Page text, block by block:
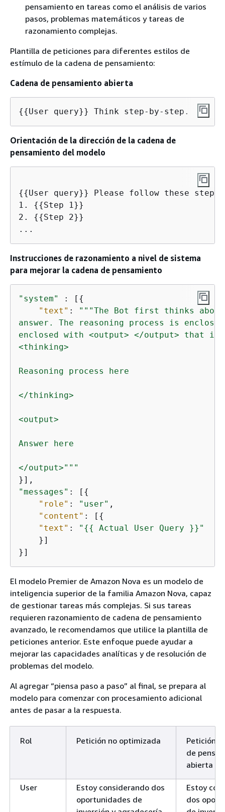
pensamiento en tareas como el análisis de varios
pasos, problemas matemáticos y tareas de
razonamiento complejas.
Plantilla de peticiones para diferentes estilos de
estímulo de la cadena de pensamiento:
Cadena de pensamiento abierta
{{
Orientación de la dirección de la cadena de
pensamiento del modelo
{{User query}} Please follow these
1. {{Step 1}}
2. {{Step 2}}
Instrucciones de razonamiento a nivel de sistema
para mejorar la cadena de pensamiento
"system" : [ {
"text" : "" "The Bot first thinks
answer. The reasoning process is
enclosed with <output> </output> that
<thinking>
Reasoning process here
</thinking>
<output>
Answer here
</output>" ""
"messages" : [ {
"role" : "user" ,
"content" : [ {
"text" : " {{
Actual User Query }}"
    }]
}]
El modelo Premier de Amazon Nova es un modelo de
inteligencia superior de la familia Amazon Nova, capaz
de gestionar tareas más complejas. Si sus tareas
requieren razonamiento de cadena de pensamiento
avanzado, le recomendamos que utilice la plantilla de
peticiones anterior. Este enfoque puede ayudar a
mejorar las capacidades analíticas y de resolución de
problemas del modelo.
Al agregar “piensa paso a paso” al final, se prepara al
modelo para comenzar con procesamiento adicional
antes de pasar a la respuesta.
Rol Petición no optimizada
Petición
de
abierta
User
Estoy considerando dos
oportunidades de
Estoy
dos